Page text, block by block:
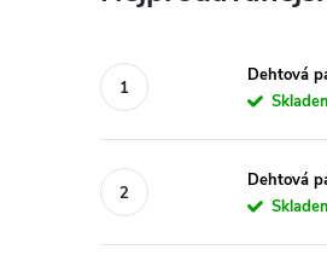
Dehtová
Dehtová